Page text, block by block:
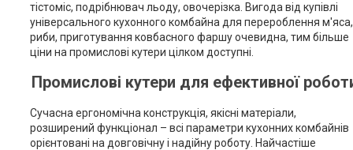
тістоміс, подрібнювач льоду, овочерізка. Вигода від купівлі
універсального кухонного комбайна для перероблення м'яса,
риби, приготування ковбасного фаршу очевидна, тим більше
ціни на промислові кутери цілком доступні.
Промислові кутери для ефективної
Сучасна ергономічна конструкція, якісні матеріали,
розширений функціонал – всі параметри кухонних комбайнів
орієнтовані на довговічну і надійну роботу. Найчастіше